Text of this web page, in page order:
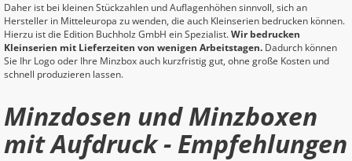
Daher ist bei kleinen Stückzahlen und Auflagenhöhen sinnvoll, sich an
Hersteller in Mitteleuropa zu wenden, die auch Kleinserien bedrucken können.
Hierzu ist die Edition Buchholz GmbH ein Spezialist.Wir bedrucken
Kleinserien mit Lieferzeiten von wenigen Arbeitstagen. Dadurch können
Sie Ihr Logo oder Ihre Minzbox auch kurzfristig gut, ohne große Kosten und
schnell produzieren lassen.
Minzdosen und Minzboxen
mit Aufdruck - Empfehlungen